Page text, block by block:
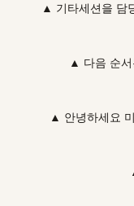
▲ 기타세션을 담
▲ 다음 순서
▲ 안녕하세요